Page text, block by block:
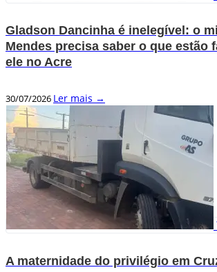
Gladson Dancinha é inelegível: o
Mendes precisa saber o que estão
ele no Acre
30/07/2026 Ler mais →
A maternidade do privilégio em